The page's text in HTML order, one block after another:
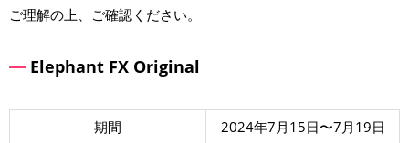
ご理解の上、ご確認ください。
Elephant FX Original
期間
2024年7月15日〜7月19日